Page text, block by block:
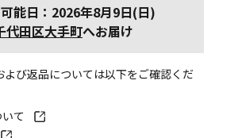
能日：2026年8月9日(日)
代田区大手町へお届け
び返品については以下をご確認くだ
て